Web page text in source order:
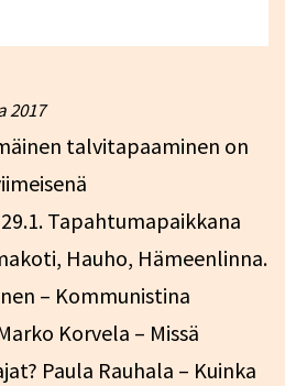
2017
talvitapaaminen on
Tapahtumapaikkana
Hauho, Hämeenlinna.
– Kommunistina
Korvela – Missä
Paula Rauhala – Kuinka